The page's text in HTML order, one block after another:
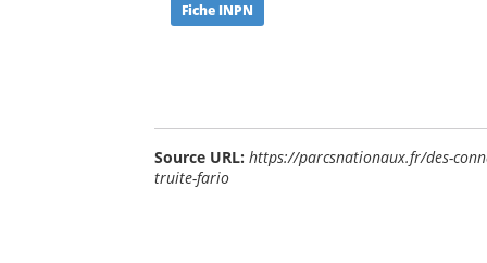
Fiche INPN
Source URL: https://parcsnationaux.fr/des-
truite-fario